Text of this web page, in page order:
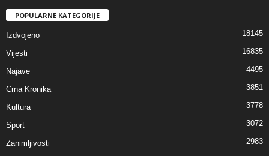
POPULARNE KATEGORIJE
Izdvojeno 18145
Vijesti 16835
Najave 4495
Crna Kronika 3851
Kultura 3778
Sport 3072
Zanimljivosti 2983